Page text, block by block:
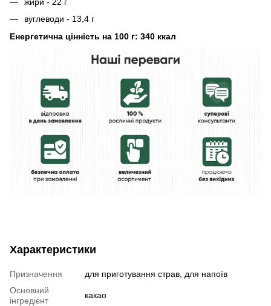
вуглеводи - 13,4 г
Енергетична цінність на 100 г: 340 ккал
Характеристики
Призначення
для приготування страв, для напоїв
Основний
інгредієнт
какао